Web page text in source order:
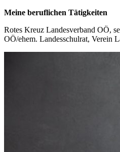
Meine beruflichen Tätigkeiten
Rotes Kreuz Landesverband OÖ,
OÖ/ehem. Landesschulrat, Verein